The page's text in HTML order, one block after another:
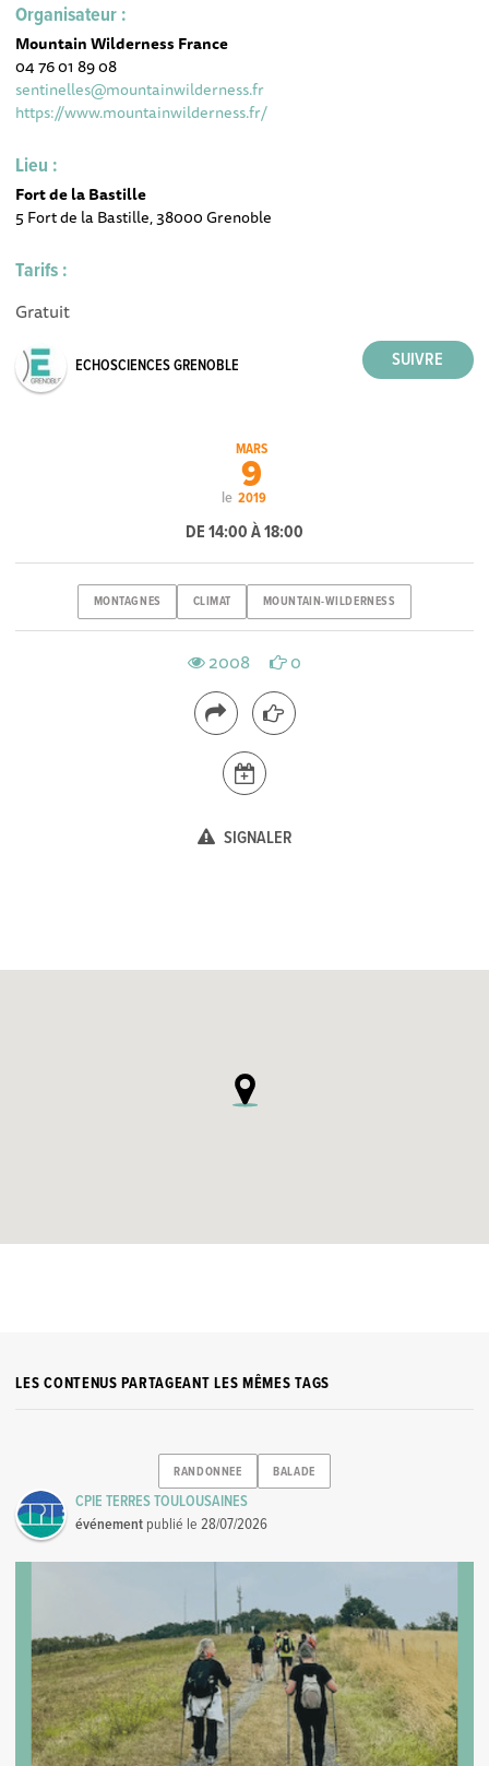
Organisateur :
Mountain Wilderness France
04 76 01 89 08
sentinelles@mountainwilderness.fr
https://www.mountainwilderness.fr/
Lieu :
Fort de la Bastille
5 Fort de la Bastille, 38000 Grenoble
Tarifs :
Gratuit
ECHOSCIENCES GRENOBLE
le
MARS
9
2019
DE 14:00 À 18:00
MONTAGNES CLIMAT MOUNTAIN-WILDERNESS
2008 0
SIGNALER
LES CONTENUS PARTAGEANT LES MÊMES TAGS
RANDONNEE BALADE
CPIE TERRES TOULOUSAINES
événement publié le28/07/2026